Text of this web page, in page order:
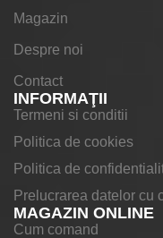
Magazin
Despre noi
Contact
INFORMAŢII
Termeni si conditii
Politica de cookies
Politica de
Prelucrarea datelor cu
MAGAZIN ONLINE
Cum comand